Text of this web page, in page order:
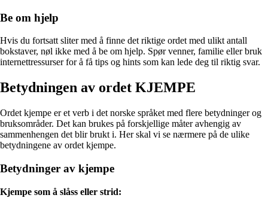
Be om hjelp
Hvis du fortsatt sliter med å finne det riktige ordet med ulikt antall
bokstaver, nøl ikke med å be om hjelp. Spør venner, familie eller bruk
internettressurser for å få tips og hints som kan lede deg til riktig svar.
Betydningen av ordet KJEMPE
Ordet kjempe er et verb i det norske språket med flere betydninger og
bruksområder. Det kan brukes på forskjellige måter avhengig av
sammenhengen det blir brukt i. Her skal vi se nærmere på de ulike
betydningene av ordet kjempe.
Betydninger av kjempe
Kjempe som å slåss eller strid: